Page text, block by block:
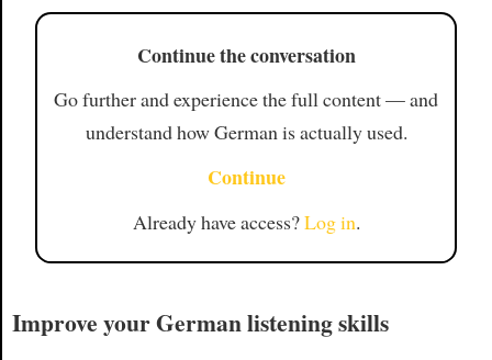
Continue the conversation
Go further and experience the full content — and
understand how German is actually used.
Continue
Already have access?Log in.
Improve your German listening skills